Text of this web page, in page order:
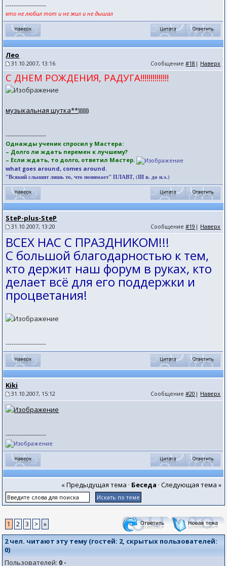
--------------------
кто не любил тот и не жил и не дышал
Лео
31.10.2007, 13:16 Сообщение#18 | Наверх
С ДНЕМ РОЖДЕНИЯ, РАДУГА!!!!!!!!!!!!!!
музыкальная шутка**)))))))
--------------------
Однажды ученик спросил у Мастера:
– Долго ли ждать перемен к лучшему?
– Если ждать, то долго, ответил Мастер.
what goes around, comes around.
"Всякий слышит лишь то, что понимает" ПЛАВТ, (III в. до н.э.)
SteP-plus-SteP
31.10.2007, 13:20 Сообщение#19 | Наверх
ВСЕХ НАС С ПРАЗДНИКОМ!!!
С большой благодарностью к тем,
кто держит наш форум в руках, кто
делает всё для его поддержки и
процветания!
--------------------
Kiki
31.10.2007, 15:12 Сообщение#20 | Наверх
--------------------
« Предыдущая тема · Беседа · Следующая тема »
1 2 3 > »
2 чел. читают эту тему (гостей: 2, скрытых пользователей:
0)
Пользователей: 0 -